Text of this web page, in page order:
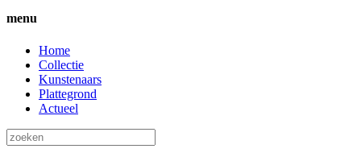
menu
Home
Collectie
Kunstenaars
Plattegrond
Actueel